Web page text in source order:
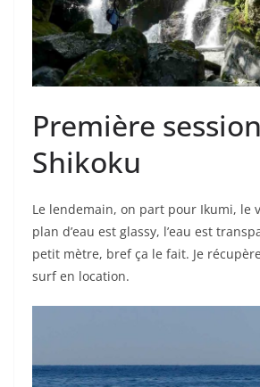
Première
Shikoku
Le lendemain, on part pour Ikumi, le
plan d’eau est glassy, l’eau est
petit mètre, bref ça le fait. Je
surf en location.